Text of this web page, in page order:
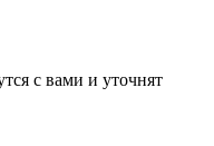
с вами и уточнят